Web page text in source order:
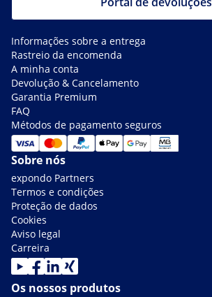
Informações sobre a entrega
Rastreio da encomenda
A minha conta
Devolução & Cancelamento
Garantia Premium
FAQ
Métodos de pagamento seguros
Sobre nós
expondo Partners
Termos e condições
Proteção de dados
Cookies
Aviso legal
Carreira
Os nossos produtos